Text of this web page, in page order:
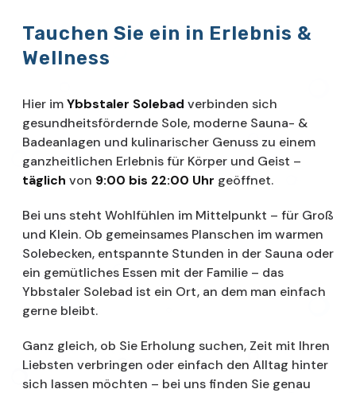
Tauchen Sie ein in Erlebnis &
Wellness
Hier imYbbstaler Solebad verbinden sich
gesundheitsfördernde Sole, moderne Sauna- &
Badeanlagen und kulinarischer Genuss zu einem
ganzheitlichen Erlebnis für Körper und Geist –
täglich von 9:00 bis 22:00 Uhr geöffnet.
Bei uns steht Wohlfühlen im Mittelpunkt – für Groß
und Klein. Ob gemeinsames Planschen im warmen
Solebecken, entspannte Stunden in der Sauna oder
ein gemütliches Essen mit der Familie – das
Ybbstaler Solebad ist ein Ort, an dem man einfach
gerne bleibt.
Ganz gleich, ob Sie Erholung suchen, Zeit mit Ihren
Liebsten verbringen oder einfach den Alltag hinter
sich lassen möchten – bei uns finden Sie genau